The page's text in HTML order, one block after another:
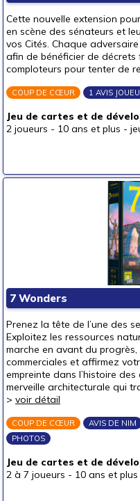
Cette nouvelle extension
en scène des sénateurs et
vos Cités. Chaque
afin de bénéficier de
comploteurs pour tenter de
COUP DE CŒUR 1 AVIS
Jeu de cartes et de
2 joueurs - 10 ans et plus -
7 Wonders
Prenez la tête de l’une des
Exploitez les ressources
marche en avant du
commerciales et affirmez
empreinte dans l’histoire
merveille architecturale qui
> voir détail
COUP DE CŒUR AVIS DE NIM
PHOTOS
Jeu de cartes et de
2 à 7 joueurs - 10 ans et plus